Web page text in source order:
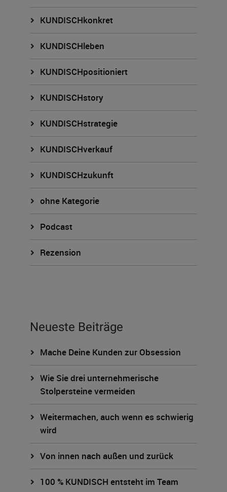
KUNDISCHkonkret
KUNDISCHleben
KUNDISCHpositioniert
KUNDISCHstory
KUNDISCHstrategie
KUNDISCHverkauf
KUNDISCHzukunft
ohne Kategorie
Podcast
Rezension
Neueste Beiträge
Mache Deine Kunden zur Obsession
Wie Sie drei unternehmerische
Stolpersteine vermeiden
Weitermachen, auch wenn es schwierig
wird
Von innen nach außen und zurück
100 % KUNDISCH entsteht im Team